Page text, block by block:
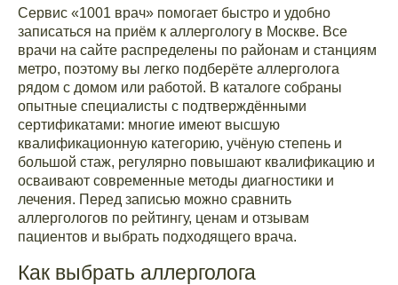
Сервис «1001 врач» помогает быстро и удобно
записаться на приём к аллергологу в Москве. Все
врачи на сайте распределены по районам и станциям
метро, поэтому вы легко подберёте аллерголога
рядом с домом или работой. В каталоге собраны
опытные специалисты с подтверждёнными
сертификатами: многие имеют высшую
квалификационную категорию, учёную степень и
большой стаж, регулярно повышают квалификацию и
осваивают современные методы диагностики и
лечения. Перед записью можно сравнить
аллергологов по рейтингу, ценам и отзывам
пациентов и выбрать подходящего врача.
Как выбрать аллерголога